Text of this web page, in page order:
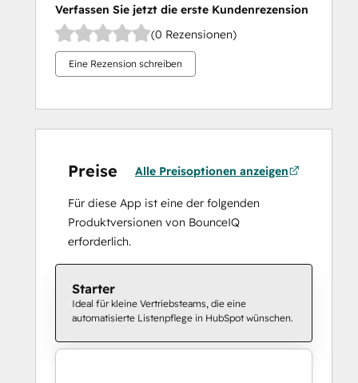
Verfassen Sie jetzt die erste Kundenrezension
(0 Rezensionen)
Eine Rezension schreiben
Preise Alle Preisoptionen anzeigen
Für diese App ist eine der folgenden
Produktversionen von BounceIQ
erforderlich.
Starter
Ideal für kleine Vertriebsteams, die eine
automatisierte Listenpflege in HubSpot wünschen.